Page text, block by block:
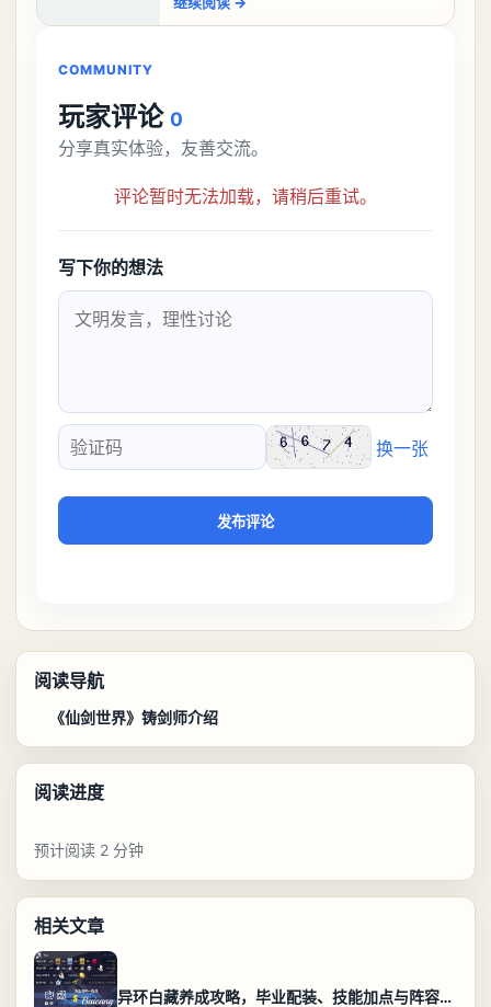
比较高的，对于那些新手玩家并不建议直
COMMUNITY
玩家评论 0
分享真实体验，友善交流。
评论暂时无法加载，请稍后重试。
写下你的想法
验证码
换一张
发布评论
阅读导航
《仙剑世界》铸剑师介绍
阅读进度
预计阅读 2 分钟
相关文章
异环白藏养成攻略，毕业配装、技能加点与阵容搭配保姆级解析